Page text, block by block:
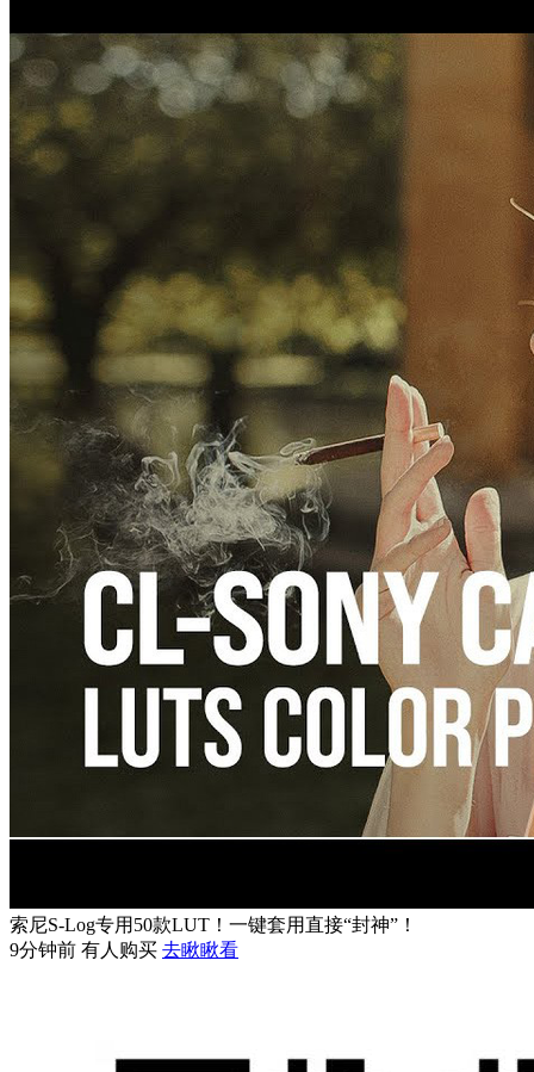
索尼S-Log专用50款LUT！一键套用直接“封神”！
9分钟前 有人购买 去瞅瞅看